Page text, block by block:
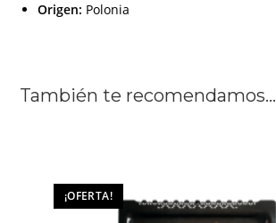
Origen: Polonia
También te recomendamos…
¡OFERTA!